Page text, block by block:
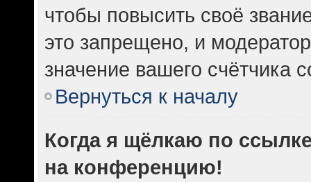
чтобы повысить своё
это запрещено, и
значение вашего счётчика
Вернуться к началу
Когда я щёлкаю по
на конференцию!